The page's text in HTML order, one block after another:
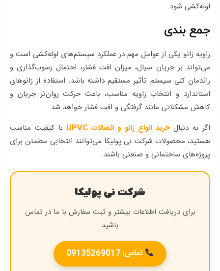
لوله‌کشی شود.
جمع‌ بندی
زاویه زانو یکی از عوامل مهم در عملکرد سیستم‌های لوله‌کشی است و
می‌تواند بر جریان سیال، میزان افت فشار، احتمال رسوب‌گذاری و
راندمان کلی سیستم تأثیر مستقیم داشته باشد. استفاده از زانوهای
استاندارد و انتخاب زاویه مناسب، باعث حرکت روان‌تر جریان و
کاهش مشکلاتی مانند گرفتگی و افت فشار خواهد شد.
اگر به دنبالخرید انواع زانو و اتصالات UPVC
با کیفیت مناسب
هستید، محصولات شرکت نی پولیکا می‌توانند انتخابی مطمئن برای
پروژه‌های ساختمانی و صنعتی باشند.
شرکت نی پولیکا
برای دریافت اطلاعات بیشتر و ثبت سفارش با ما در تماس
باشید
تماس: 09135269017